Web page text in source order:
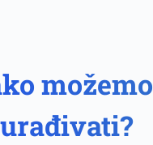
možemo